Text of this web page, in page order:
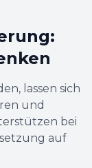
lassen sich
und
bei
auf